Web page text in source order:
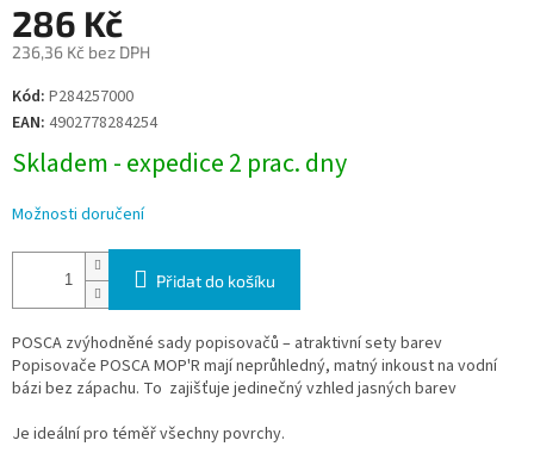
286 Kč
236,36 Kč bez DPH
Měrná
cena:
Kód: P284257000
EAN: 4902778284254
Skladem - expedice 2 prac. dny
Možnosti doručení
Přidat do košíku
POSCA zvýhodněné sady popisovačů – atraktivní sety barev
Popisovače POSCA MOP'R mají neprůhledný, matný inkoust na vodní
bázi bez zápachu. To zajišťuje jedinečný vzhled jasných barev
Je ideální pro téměř všechny povrchy.